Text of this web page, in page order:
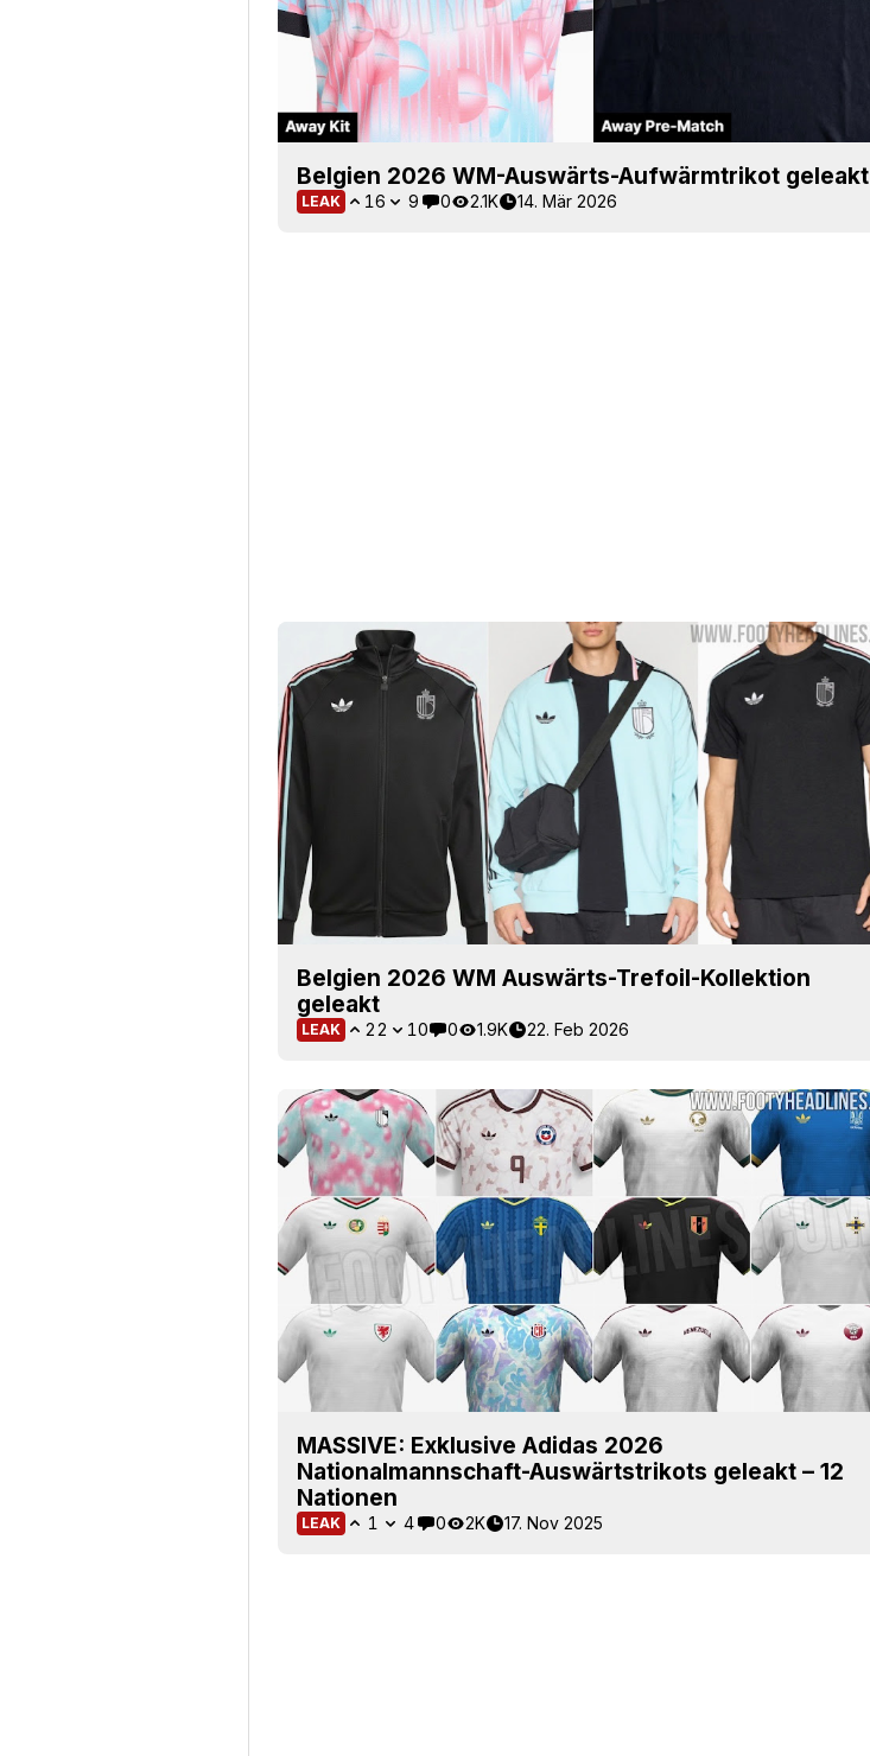
Belgien 2026 WM-Auswärts-Aufwärmtrikot geleakt
LEAK 16 9 0 2.1K 14. Mär 2026
Belgien 2026 WM Auswärts-Trefoil-Kollektion
geleakt
LEAK 22 10 0 1.9K 22. Feb 2026
MASSIVE: Exklusive Adidas 2026
Nationalmannschaft-Auswärtstrikots geleakt – 12
Nationen
LEAK 1 4 0 2K 17. Nov 2025